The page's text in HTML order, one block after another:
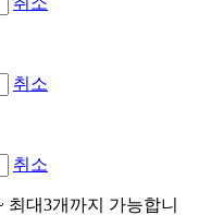
취소
취소
대3개까지 가능합니